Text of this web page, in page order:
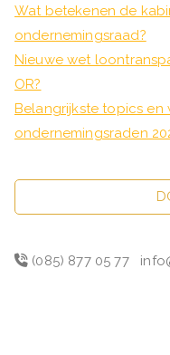
Wat betekenen de
ondernemingsraad?
Nieuwe wet
OR?
Belangrijkste topics en
ondernemingsraden
(085) 877 05 77